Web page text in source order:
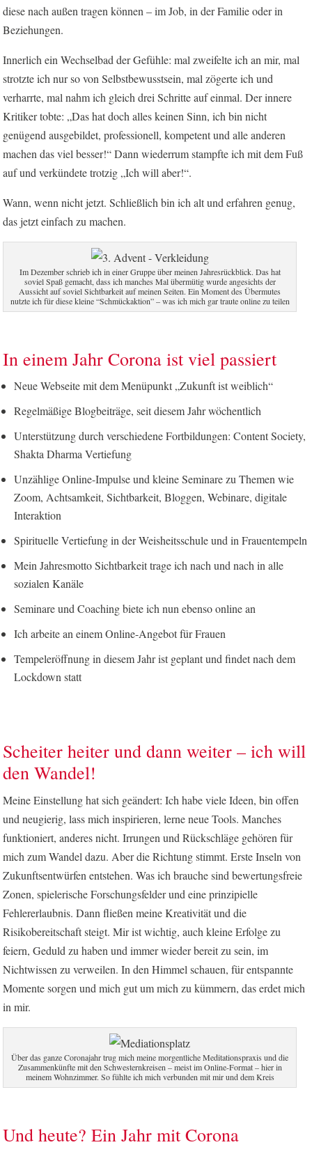
diese nach außen tragen können – im Job, in der Familie oder in
Beziehungen.
Innerlich ein Wechselbad der Gefühle: mal zweifelte ich an mir, mal
strotzte ich nur so von Selbstbewusstsein, mal zögerte ich und
verharrte, mal nahm ich gleich drei Schritte auf einmal. Der innere
Kritiker tobte: „Das hat doch alles keinen Sinn, ich bin nicht
genügend ausgebildet, professionell, kompetent und alle anderen
machen das viel besser!“ Dann wiederrum stampfte ich mit dem Fuß
auf und verkündete trotzig „Ich will aber!“.
Wann, wenn nicht jetzt. Schließlich bin ich alt und erfahren genug,
das jetzt einfach zu machen.
Im Dezember schrieb ich in einer Gruppe über meinen Jahresrückblick. Das hat
soviel Spaß gemacht, dass ich manches Mal übermütig wurde angesichts der
Aussicht auf soviel Sichtbarkeit auf meinen Seiten. Ein Moment des Übermutes
nutzte ich für diese kleine “Schmückaktion” – was ich mich gar traute online zu teilen
In einem Jahr Corona ist viel passiert
Neue Webseite mit dem Menüpunkt „Zukunft ist weiblich“
Regelmäßige Blogbeiträge, seit diesem Jahr wöchentlich
Unterstützung durch verschiedene Fortbildungen: Content Society,
Shakta Dharma Vertiefung
Unzählige Online-Impulse und kleine Seminare zu Themen wie
Zoom, Achtsamkeit, Sichtbarkeit, Bloggen, Webinare, digitale
Interaktion
Spirituelle Vertiefung in der Weisheitsschule und in Frauentempeln
Mein Jahresmotto Sichtbarkeit trage ich nach und nach in alle
sozialen Kanäle
Seminare und Coaching biete ich nun ebenso online an
Ich arbeite an einem Online-Angebot für Frauen
Tempeleröffnung in diesem Jahr ist geplant und findet nach dem
Lockdown statt
Scheiter heiter und dann weiter – ich will
den Wandel!
Meine Einstellung hat sich geändert: Ich habe viele Ideen, bin offen
und neugierig, lass mich inspirieren, lerne neue Tools. Manches
funktioniert, anderes nicht. Irrungen und Rückschläge gehören für
mich zum Wandel dazu. Aber die Richtung stimmt. Erste Inseln von
Zukunftsentwürfen entstehen. Was ich brauche sind bewertungsfreie
Zonen, spielerische Forschungsfelder und eine prinzipielle
Fehlererlaubnis. Dann fließen meine Kreativität und die
Risikobereitschaft steigt. Mir ist wichtig, auch kleine Erfolge zu
feiern, Geduld zu haben und immer wieder bereit zu sein, im
Nichtwissen zu verweilen. In den Himmel schauen, für entspannte
Momente sorgen und mich gut um mich zu kümmern, das erdet mich
in mir.
Über das ganze Coronajahr trug mich meine morgentliche Meditationspraxis und die
Zusammenkünfte mit den Schwesternkreisen – meist im Online-Format – hier in
meinem Wohnzimmer. So fühlte ich mich verbunden mit mir und dem Kreis
Und heute? Ein Jahr mit Corona